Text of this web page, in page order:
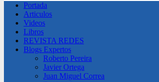
Portada
Articulos
Videos
Libros
REVISTA REDES
Blogs Expertos
Roberto Pereira
Javier Ortega
Juan Miguel Correa